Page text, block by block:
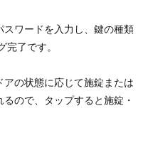
ワードを入力し、鍵の種類
了です。
の状態に応じて施錠または
ので、タップすると施錠・